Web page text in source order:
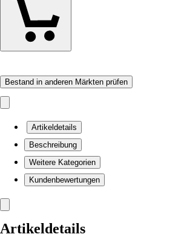
Bestand in anderen Märkten prüfen
Artikeldetails
Beschreibung
Weitere Kategorien
Kundenbewertungen
Artikeldetails